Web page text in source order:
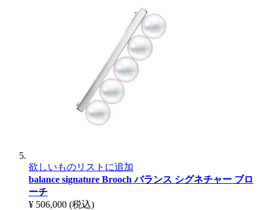
欲しいものリストに追加
balance signature Broochバランス シグネチャー ブロ
ーチ
¥ 506,000 (税込)